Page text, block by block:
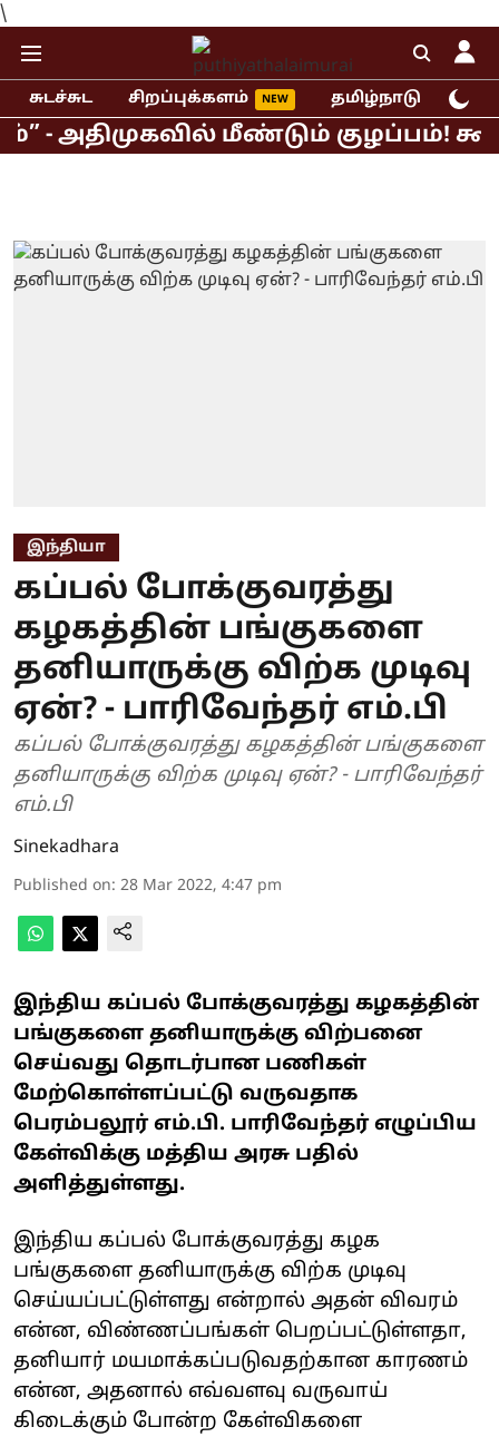
\
சுடச்சுட சிறப்புக்களம் தமிழ்நாடு
மீண்டும் குழப்பம்!
இந்தியா
கப்பல் போக்குவரத்து
கழகத்தின் பங்குகளை
தனியாருக்கு விற்க முடிவு
ஏன்? - பாரிவேந்தர் எம்.பி
கப்பல் போக்குவரத்து கழகத்தின் பங்குகளை
தனியாருக்கு விற்க முடிவு ஏன்? - பாரிவேந்தர்
எம்.பி
Sinekadhara
Published on: 28 Mar 2022, 4:47 pm
இந்திய கப்பல் போக்குவரத்து கழகத்தின்
பங்குகளை தனியாருக்கு விற்பனை
செய்வது தொடர்பான பணிகள்
மேற்கொள்ளப்பட்டு வருவதாக
பெரம்பலூர் எம்.பி. பாரிவேந்தர் எழுப்பிய
கேள்விக்கு மத்திய அரசு பதில்
அளித்துள்ளது.
இந்திய கப்பல் போக்குவரத்து கழக
பங்குகளை தனியாருக்கு விற்க முடிவு
செய்யப்பட்டுள்ளது என்றால் அதன் விவரம்
என்ன, விண்ணப்பங்கள் பெறப்பட்டுள்ளதா,
தனியார் மயமாக்கப்படுவதற்கான காரணம்
என்ன, அதனால் எவ்வளவு வருவாய்
கிடைக்கும் போன்ற கேள்விகளை